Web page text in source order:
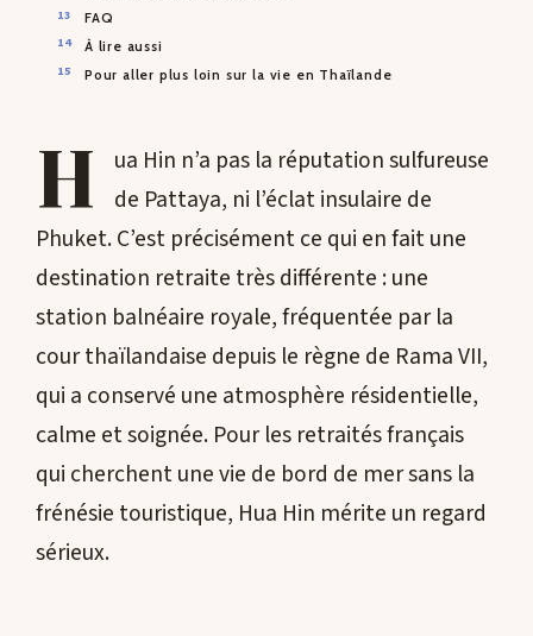
FAQ
À lire aussi
Pour aller plus loin sur la vie en Thaïlande
H
ua Hin n’a pas la réputation sulfureuse
de Pattaya, ni l’éclat insulaire de
Phuket. C’est précisément ce qui en fait une
destination retraite très différente : une
station balnéaire royale, fréquentée par la
cour thaïlandaise depuis le règne de Rama VII,
qui a conservé une atmosphère résidentielle,
calme et soignée. Pour les retraités français
qui cherchent une vie de bord de mer sans la
frénésie touristique, Hua Hin mérite un regard
sérieux.